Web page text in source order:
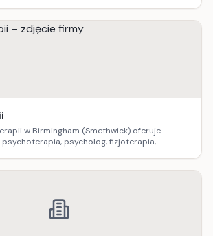
w Birmingham (Smethwick) oferuje
psycholog, fizjoterapia,